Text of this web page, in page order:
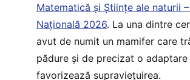
Matematică și Științe ale naturii
Națională 2026. La una dintre
avut de numit un mamifer care
pădure și de precizat o adaptare
favorizează supraviețuirea.